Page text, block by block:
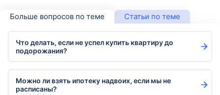
Больше вопросов по теме Статьи по теме
Что делать, если не успел купить квартиру до
подорожания?
Можно ли взять ипотеку надвоих, если мы не
расписаны?